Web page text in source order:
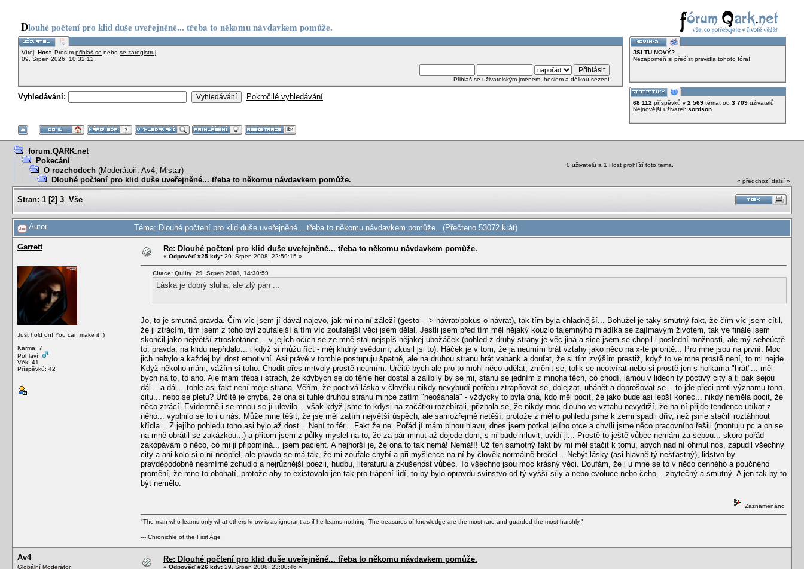
Dlouhé počtení pro klid duše uveřejněné... třeba to někomu návdavkem pomůže.
Vítej, Host. Prosím přihlaš se nebo se zaregistruj
09. Srpen 2026, 10:32:12
Přihlaš se uživatelským jménem, heslem a délkou sezení
Vyhledávání: Pokročilé vyhledávání
JSI TU NOVÝ?
Nezapomeň si přečíst pravidla tohoto fóra!
68 112 příspěvků v 2 569 témat od 3 709 uživatelů
Nejnovější uživatel: sordson
forum.QARK.net
Pokecání
O rozchodech (Moderátoři: Av4, Mistar)
Dlouhé počtení pro klid duše uveřejněné... třeba to někomu návdavkem pomůže.
0 uživatelů a 1 Host prohlíží toto téma.
« předchozí další »
Stran: 1 [2] 3 Vše
Autor Téma: Dlouhé počtení pro klid duše uveřejněné... třeba to někomu návdavkem pomůže. (Přečteno 53072 krát)
Garrett
Just hold on! You can make it :)
Karma: 7
Pohlaví:
Věk: 41
Příspěvků: 42
Re: Dlouhé počtení pro klid duše uveřejněné... třeba to někomu návdavkem pomůže.
« Odpověď #25 kdy: 29. Srpen 2008, 22:59:15 »
Citace: Quilty 29. Srpen 2008, 14:30:59
Láska je dobrý sluha, ale zlý pán ...
Jo, to je smutná pravda. Čím víc jsem jí dával najevo, jak mi na ní záleží (gesto ---> návrat/pokus o návrat), tak tím byla chladnější... Bohužel je taky smutný fakt, že čím víc jsem cítil,
že ji ztrácím, tím jsem z toho byl zoufalejší a tím víc zoufalejší věci jsem dělal. Jestli jsem před tím měl nějaký kouzlo tajemnýho mladíka se zajímavým životem, tak ve finále jsem
skončil jako největší ztroskotanec... v jejích očích se ze mně stal nejspíš nějakej ubožáček (pohled z druhý strany je věc jiná a sice jsem se chopil i poslední možnosti, ale mý sebeúctě
to, pravda, na klidu nepřidalo... i když si můžu říct - měj klidný svědomí, zkusil jsi to). Háček je v tom, že já neumím brát vztahy jako něco na x-té prioritě... Pro mne jsou na první. Moc
jich nebylo a každej byl dost emotivní. Asi právě v tomhle postupuju špatně, ale na druhou stranu hrát vabank a doufat, že si tím zvýším prestiž, když to ve mne prostě není, to mi nejde.
Když někoho mám, vážím si toho. Chodit přes mrtvoly prostě neumím. Určitě bych ale pro to mohl něco udělat, změnit se, tolik se neotvírat nebo si prostě jen s holkama "hrát"... měl
bych na to, to ano. Ale mám třeba i strach, že kdybych se do těhle her dostal a zalíbily by se mi, stanu se jedním z mnoha těch, co chodí, lámou v lidech ty poctivý city a ti pak sejou
dál... a dál... tohle asi fakt není moje strana. Věřím, že poctivá láska v člověku nikdy nevybudí potřebu ztrapňovat se, dolejzat, uhánět a doprošovat se... to jde přeci proti významu toho
citu... nebo se pletu? Určitě je chyba, že ona si tuhle druhou stranu mince zatím "neošahala" - vždycky to byla ona, kdo měl pocit, že jako bude asi lepší konec... nikdy neměla pocit, že
něco ztrácí. Evidentně i se mnou se jí ulevilo... však když jsme to kdysi na začátku rozebírali, přiznala se, že nikdy moc dlouho ve vztahu nevydrží, že na ní přijde tendence utíkat z
něho... vyplnilo se to i u nás. Může mne těšit, že jse měl zatím největší úspěch, ale samozřejmě netěší, protože z mého pohledu jsme k zemi spadli dřív, než jsme stačili roztáhnout
křídla... Z jejího pohledu toho asi bylo až dost... Není to fér... Fakt že ne. Pořád jí mám plnou hlavu, dnes jsem potkal jejího otce a chvíli jsme něco pracovního řešili (montuju pc a on se
na mně obrátil se zakázkou...) a přitom jsem z půlky myslel na to, že za pár minut až dojede dom, s ní bude mluvit, uvidí ji... Prostě to ještě vůbec nemám za sebou... skoro pořád
zakopávám o něco, co mi ji připomíná... jsem pacient. A nejhorší je, že ona to tak nemá! Nemá!!! Už ten samotný fakt by mi měl stačit k tomu, abych nad ní ohrnul nos, zapudil všechny
city a ani kolo si o ní neopřel, ale pravda se má tak, že mi zoufale chybí a při myšlence na ní by člověk normálně brečel... Nebýt lásky (asi hlavně tý nešťastný), lidstvo by
pravděpodobně nesmírně zchudlo a nejrůznější poezii, hudbu, literaturu a zkušenost vůbec. To všechno jsou moc krásný věci. Doufám, že i u mne se to v něco cenného a poučného
promění, že mne to obohatí, protože aby to existovalo jen tak pro trápení lidí, to by bylo opravdu svinstvo od tý vyšší síly a nebo evoluce nebo čeho... zbytečný a smutný. A jen tak by to
být nemělo.
Zaznamenáno
"The man who learns only what others know is as ignorant as if he learns nothing. The treasures of knowledge are the most rare and guarded the most harshly."
--- Chronichle of the First Age
Av4
Globální Moderátor
Re: Dlouhé počtení pro klid duše uveřejněné... třeba to někomu návdavkem pomůže.
« Odpověď #26 kdy: 29. Srpen 2008, 23:00:46 »